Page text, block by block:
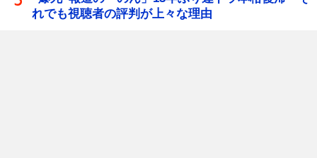
れでも視聴者の評判が上々な理由